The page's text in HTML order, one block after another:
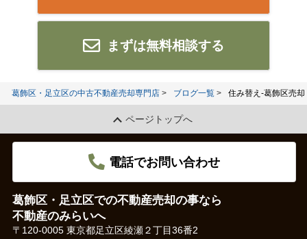
まずは無料相談する
葛飾区・足立区の中古不動産売却専門店 ブログ一覧 住み替え-葛飾区売
ページトップへ
電話でお問い合わせ
葛飾区・足立区での不動産売却の事なら
不動産のみらいへ
〒120-0005 東京都足立区綾瀬２丁目36番2